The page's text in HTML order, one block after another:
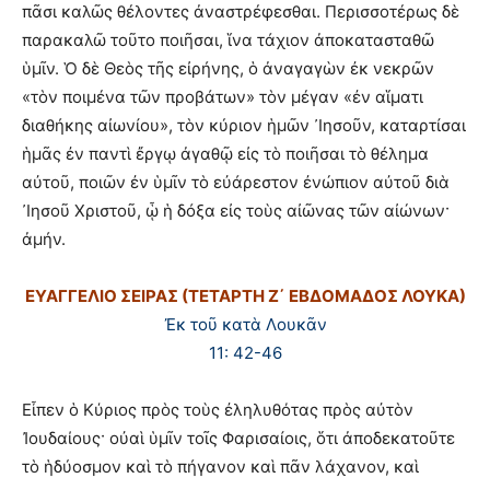
πᾶσι καλῶς θέλοντες ἀναστρέφεσθαι. Περισσοτέρως δὲ
παρακαλῶ τοῦτο ποιῆσαι, ἵνα τάχιον ἀποκατασταθῶ
ὑμῖν. Ὁ δὲ Θεὸς τῆς εἰρήνης, ὁ ἀναγαγὼν ἐκ νεκρῶν
«τὸν ποιμένα τῶν προβάτων» τὸν μέγαν «ἐν αἵματι
διαθήκης αἰωνίου», τὸν κύριον ἡμῶν ᾿Ιησοῦν, καταρτίσαι
ἡμᾶς ἐν παντὶ ἔργῳ ἀγαθῷ εἰς τὸ ποιῆσαι τὸ θέλημα
αὐτοῦ, ποιῶν ἐν ὑμῖν τὸ εὐάρεστον ἐνώπιον αὐτοῦ διὰ
᾿Ιησοῦ Χριστοῦ, ᾧ ἡ δόξα εἰς τοὺς αἰῶνας τῶν αἰώνων·
ἀμήν.
ΕΥΑΓΓΕΛΙΟ ΣΕΙΡΑΣ (ΤΕΤΑΡΤΗ Ζ΄ ΕΒΔΟΜΑΔΟΣ ΛΟΥΚΑ)
Ἐκ τοῦ κατὰ Λουκᾶν
11: 42-46
Εἶπεν ὁ Κύριος πρὸς τοὺς ἐληλυθότας πρὸς αὐτὸν
Ἰουδαίους· οὐαὶ ὑμῖν τοῖς Φαρισαίοις, ὅτι ἀποδεκατοῦτε
τὸ ἡδύοσμον καὶ τὸ πήγανον καὶ πᾶν λάχανον, καὶ